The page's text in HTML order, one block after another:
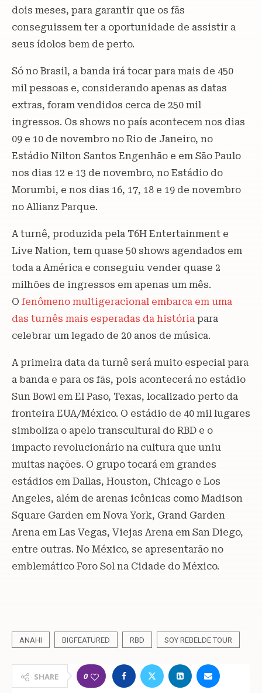
dois meses, para garantir que os fãs
conseguissem ter a oportunidade de assistir a
seus ídolos bem de perto.
Só no Brasil, a banda irá tocar para mais de 450
mil pessoas e, considerando apenas as datas
extras, foram vendidos cerca de 250 mil
ingressos. Os shows no país acontecem nos dias
09 e 10 de novembro no Rio de Janeiro, no
Estádio Nilton Santos Engenhão e em São Paulo
nos dias 12 e 13 de novembro, no Estádio do
Morumbi, e nos dias 16, 17, 18 e 19 de novembro
no Allianz Parque.
A turnê, produzida pela T6H Entertainment e
Live Nation, tem quase 50 shows agendados em
toda a América e conseguiu vender quase 2
milhões de ingressos em apenas um mês.
O fenômeno multigeracional embarca em uma
das turnês mais esperadas da história para
celebrar um legado de 20 anos de música.
A primeira data da turnê será muito especial para
a banda e para os fãs, pois acontecerá no estádio
Sun Bowl em El Paso, Texas, localizado perto da
fronteira EUA/México. O estádio de 40 mil lugares
simboliza o apelo transcultural do RBD e o
impacto revolucionário na cultura que uniu
muitas nações. O grupo tocará em grandes
estádios em Dallas, Houston, Chicago e Los
Angeles, além de arenas icônicas como Madison
Square Garden em Nova York, Grand Garden
Arena em Las Vegas, Viejas Arena em San Diego,
entre outras. No México, se apresentarão no
emblemático Foro Sol na Cidade do México.
ANAHI BIGFEATURED RBD SOY REBELDE TOUR
SHARE 0